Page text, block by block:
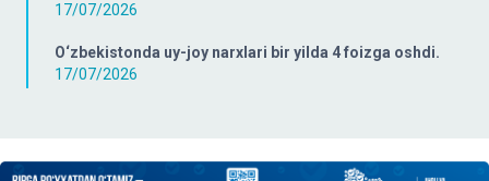
17/07/2026
O‘zbekistonda uy-joy narxlari bir yilda 4 foizga oshdi.
17/07/2026